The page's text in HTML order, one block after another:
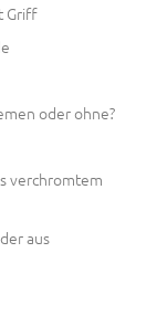
Griff
oder ohne?
verchromtem
aus